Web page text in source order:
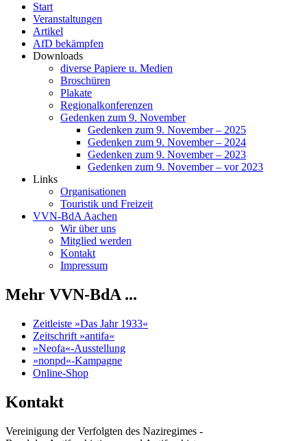
Start
Veranstaltungen
Artikel
AfD bekämpfen
Downloads
diverse Papiere u. Medien
Broschüren
Plakate
Regionalkonferenzen
Gedenken zum 9. November
Gedenken zum 9. November – 2025
Gedenken zum 9. November – 2024
Gedenken zum 9. November – 2023
Gedenken zum 9. November – vor 2023
Links
Organisationen
Touristik und Freizeit
VVN-BdA Aachen
Wir über uns
Mitglied werden
Kontakt
Impressum
Mehr VVN-BdA ...
Zeitleiste »Das Jahr 1933«
Zeitschrift »antifa«
»Neofa«-Ausstellung
»nonpd«-Kampagne
Online-Shop
Kontakt
Vereinigung der Verfolgten des Naziregimes -